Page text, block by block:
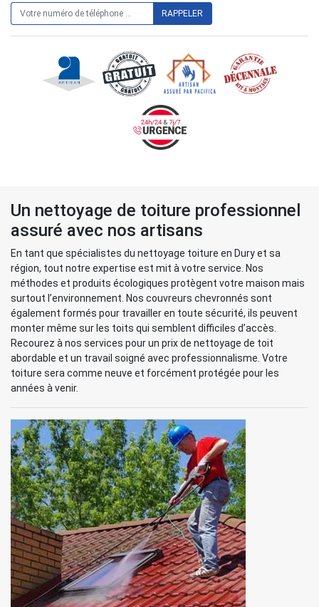
Un nettoyage de toiture professionnel
assuré avec nos artisans
En tant que spécialistes du nettoyage toiture en Dury et sa
région, tout notre expertise est mit à votre service. Nos
méthodes et produits écologiques protègent votre maison mais
surtout l’environnement. Nos couvreurs chevronnés sont
également formés pour travailler en toute sécurité, ils peuvent
monter même sur les toits qui semblent difficiles d’accès.
Recourez à nos services pour un prix de nettoyage de toit
abordable et un travail soigné avec professionnalisme. Votre
toiture sera comme neuve et forcément protégée pour les
années à venir.